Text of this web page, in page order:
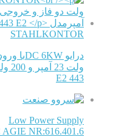
STAHLKONTOR
ولت 23 آمپر و 200 ولت 2 آمپرمدل
443 E2
Low Power Supply
AGIE NR:616.401.6